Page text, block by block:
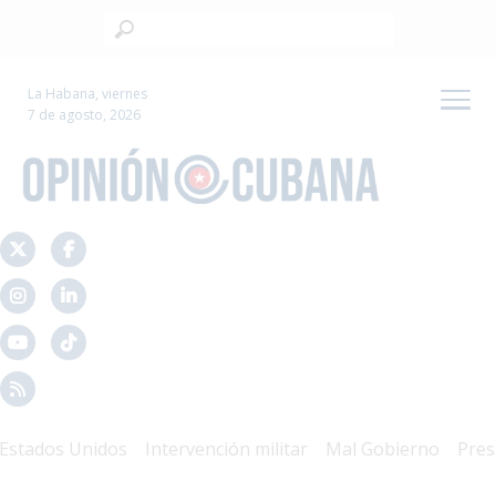
La Habana, viernes
7 de agosto, 2026
Unidos Intervención militar Mal Gobierno